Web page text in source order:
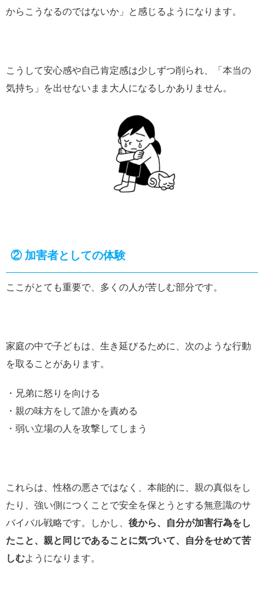
からこうなるのではないか」と感じるようになります。
こうして安心感や自己肯定感は少しずつ削られ、「本当の
気持ち」を出せないまま大人になるしかありません。
② 加害者としての体験
ここがとても重要で、多くの人が苦しむ部分です。
家庭の中で子どもは、生き延びるために、次のような行動
を取ることがあります。
・兄弟に怒りを向ける
・親の味方をして誰かを責める
・弱い立場の人を攻撃してしまう
これらは、性格の悪さではなく、本能的に、親の真似をし
たり、強い側につくことで安全を保とうとする無意識のサ
バイバル戦略です。しかし、 後から、自分が加害行為をし
たこと、親と同じであることに気づいて、自分をせめて苦
しむようになります。